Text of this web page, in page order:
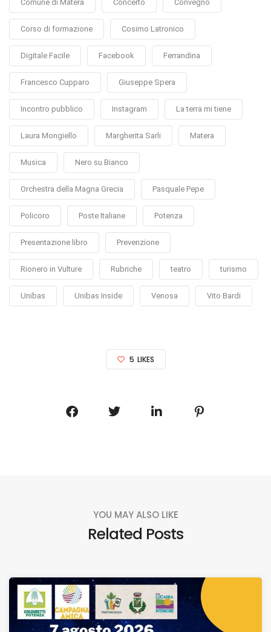
Comune di Matera Concerto Convegno
Corso di formazione Cosimo Latronico
Digitale Facile Facebook Ferrandina
Francesco Cupparo Giuseppe Spera
Incontro pubblico Instagram La terra mi tiene
Laura Mongiello Margherita Sarli Matera
Musica Nero su Bianco
Orchestra della Magna Grecia Pasquale Pepe
Policoro Poste Italiane Potenza
Presentazione libro Prevenzione
Rionero in Vulture Rubriche teatro turismo
Unibas Unibas Inside Venosa Vito Bardi
5 LIKES
YOU MAY ALSO LIKE
Related Posts